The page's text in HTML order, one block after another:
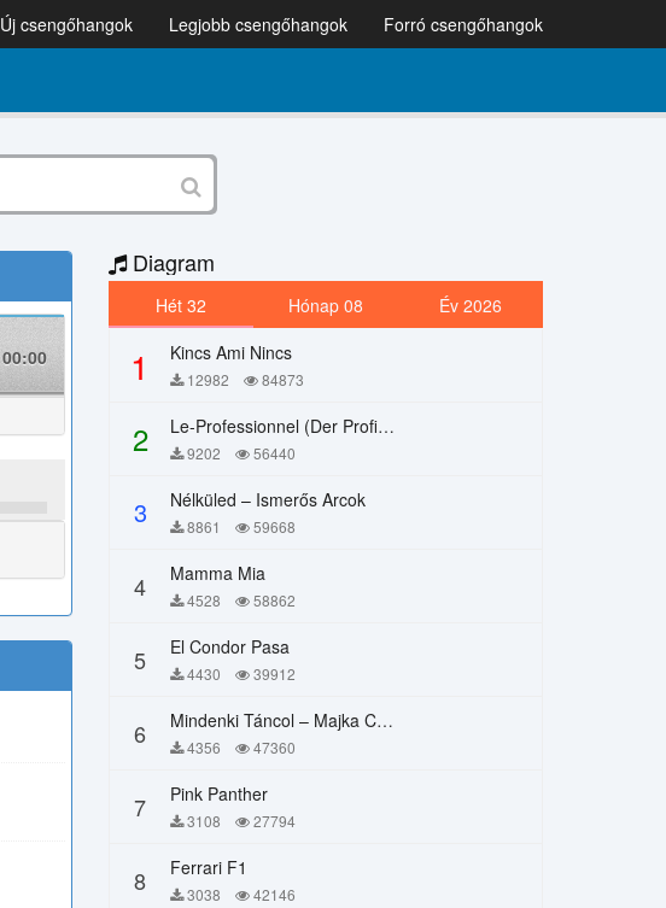
Új csengőhangok Legjobb csengőhangok Forró csengőhangok
00:00
Diagram
Hét 32 Hónap 08 Év 2026
1 Kincs Ami Nincs
12982 84873
2 Le-Professionnel (Der Profi) – Chi Mai
9202 56440
3 Nélküled – Ismerős Arcok
8861 59668
4 Mamma Mia
4528 58862
5 El Condor Pasa
4430 39912
6 Mindenki Táncol – Majka Curtis, Péter Majoros
4356 47360
7 Pink Panther
3108 27794
8 Ferrari F1
3038 42146